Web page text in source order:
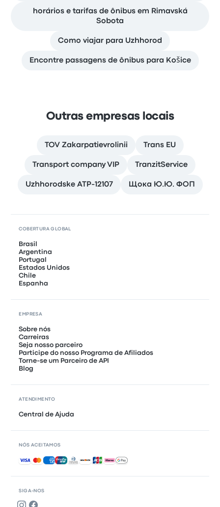
horários e tarifas de ônibus em Rimavská
Sobota
Como viajar para Uzhhorod
Encontre passagens de ônibus para Košice
Outras empresas locais
TOV Zakarpatievrolinii Trans EU
Transport company VIP TranzitService
Uzhhorodske ATP-12107 Щока Ю.Ю. ФОП
SIGA-NOS
COBERTURA GLOBAL
Brasil
Argentina
Portugal
Estados Unidos
Chile
Espanha
EMPRESA
Sobre nós
Carreiras
Seja nosso parceiro
Participe do nosso Programa de Afiliados
Torne-se um Parceiro de API
Blog
ATENDIMENTO
Central de Ajuda
NÓS ACEITAMOS
Pagamentos aceitos